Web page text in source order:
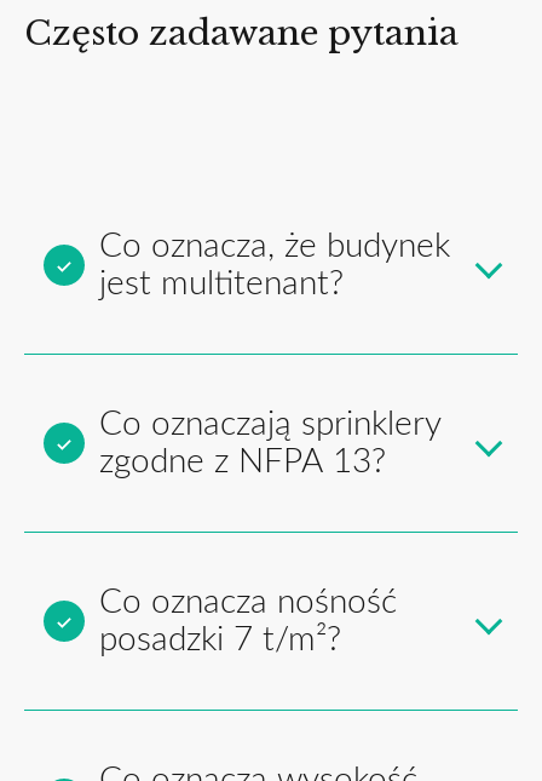
Często zadawane pytania
Co oznacza, że budynek
jest multitenant?
Co oznaczają sprinklery
zgodne z NFPA 13?
Co oznacza nośność
posadzki 7 t/m²?